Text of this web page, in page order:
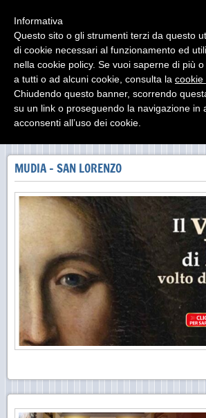
MUseo DIocesano
Il Museo Diocesano di
Palazzo Arcivescovile
EVENTI
MUDIA - SAN LORENZO
Informativa
Questo sito o gli strumenti terzi da questo
di cookie necessari al funzionamento ed
nella cookie policy. Se vuoi saperne di più
a tutti o ad alcuni cookie, consulta la cookie
Chiudendo questo banner, scorrendo
su un link o proseguendo la navigazione in
acconsenti all’uso dei cookie.